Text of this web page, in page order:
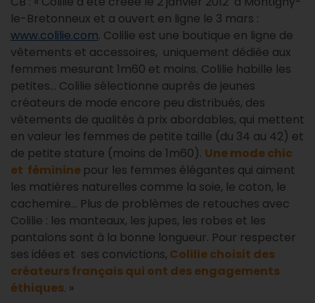
le-Bretonneux et a ouvert en ligne le 3 mars :
www.colilie.com. Colilie est une boutique en ligne de
vêtements et accessoires, uniquement dédiée aux
femmes mesurant 1m60 et moins. Colilie habille les
petites… Colilie sélectionne auprès de jeunes
créateurs de mode encore peu distribués, des
vêtements de qualités à prix abordables, qui mettent
en valeur les femmes de petite taille (du 34 au 42) et
de petite stature (moins de 1m60). Une mode chic
et féminine pour les femmes élégantes qui aiment
les matières naturelles comme la soie, le coton, le
cachemire… Plus de problèmes de retouches avec
Colilie : les manteaux, les jupes, les robes et les
pantalons sont à la bonne longueur. Pour respecter
ses idées et ses convictions, Colilie choisit des
créateurs français qui ont des engagements
éthiques. »